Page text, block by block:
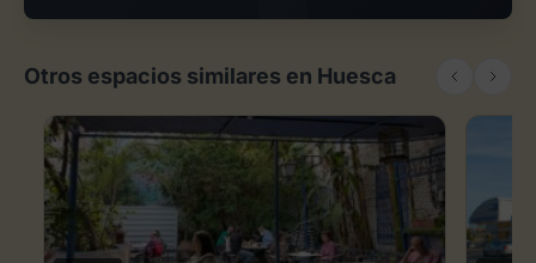
Otros espacios similares en Huesca